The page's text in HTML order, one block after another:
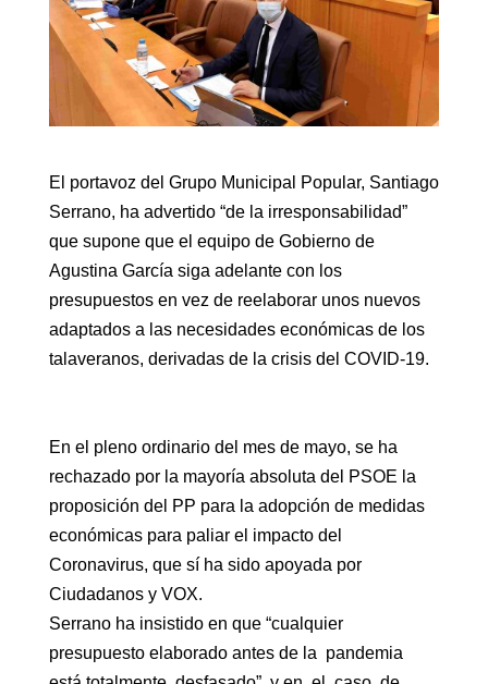
El portavoz del Grupo Municipal Popular, Santiago
Serrano, ha advertido “de la irresponsabilidad”
que supone que el equipo de Gobierno de
Agustina García siga adelante con los
presupuestos en vez de reelaborar unos nuevos
adaptados a las necesidades económicas de los
talaveranos, derivadas de la crisis del COVID-19.
En el pleno ordinario del mes de mayo, se ha
rechazado por la mayoría absoluta del PSOE la
proposición del PP para la adopción de medidas
económicas para paliar el impacto del
Coronavirus, que sí ha sido apoyada por
Ciudadanos y VOX.
Serrano ha insistido en que “cualquier
presupuesto elaborado antes de la pandemia